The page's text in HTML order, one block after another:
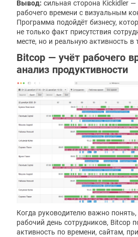
Вывод: сильная сторона Kickidler —
рабочего времени с визуальным
Программа подойдёт бизнесу,
не только факт присутствия
месте, но и реальную активность в
Bitcop — учёт рабочего
анализ продуктивности
Когда руководителю важно понять,
рабочий день сотрудников, Bitcop
активность по времени, сайтам,